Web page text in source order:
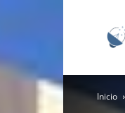
Sur
Inicio